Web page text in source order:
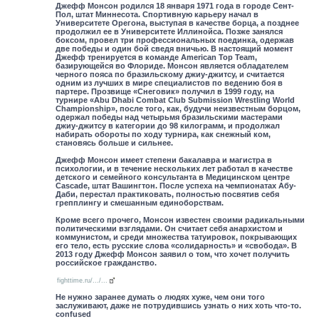
Джефф Монсон родился 18 января 1971 года в городе Сент-
Пол, штат Миннесота. Спортивную карьеру начал в
Университете Орегона, выступая в качестве борца, а позднее
продолжил ее в Университете Иллинойса. Позже занялся
боксом, провел три профессиональных поединка, одержав
две победы и один бой сведя вничью. В настоящий момент
Джефф тренируется в команде American Top Team,
базирующейся во Флориде. Монсон является обладателем
черного пояса по бразильскому джиу-джитсу, и считается
одним из лучших в мире специалистов по ведению боя в
партере. Прозвище «Снеговик» получил в 1999 году, на
турнире «Abu Dhabi Combat Club Submission Wrestling World
Championship», после того, как, будучи неизвестным борцом,
одержал победы над четырьмя бразильскими мастерами
джиу-джитсу в категории до 98 килограмм, и продолжал
набирать обороты по ходу турнира, как снежный ком,
становясь больше и сильнее.
Джефф Монсон имеет степени бакалавра и магистра в
психологии, и в течение нескольких лет работал в качестве
детского и семейного консультанта в Медицинском центре
Cascade, штат Вашингтон. После успеха на чемпионатах Абу-
Даби, перестал практиковать, полностью посвятив себя
грепплингу и смешанным единоборствам.
Кроме всего прочего, Монсон известен своими радикальными
политическими взглядами. Он считает себя анархистом и
коммунистом, и среди множества татуировок, покрывающих
его тело, есть русские слова «солидарность» и «свобода». В
2013 году Джефф Монсон заявил о том, что хочет получить
российское гражданство.
fighttime.ru/.../...
Не нужно заранее думать о людях хуже, чем они того
заслуживают, даже не потрудившись узнать о них хоть что-то.
confused